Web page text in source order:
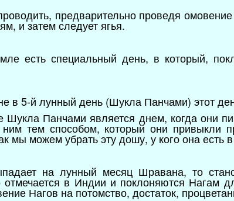
предварительно проведя
и затем следует ягья.
есть специальный день, в который,
в 5-й лунный день (Шукла Панчами) этот
Шукла Панчами является днем, когда они
тем способом, который они привыкли
мы можем убрать эту дошу, у кого она есть в
на лунный месяц Шравана, то
в Индии и поклоняются Нагам
Нагов на потомство, достаток,